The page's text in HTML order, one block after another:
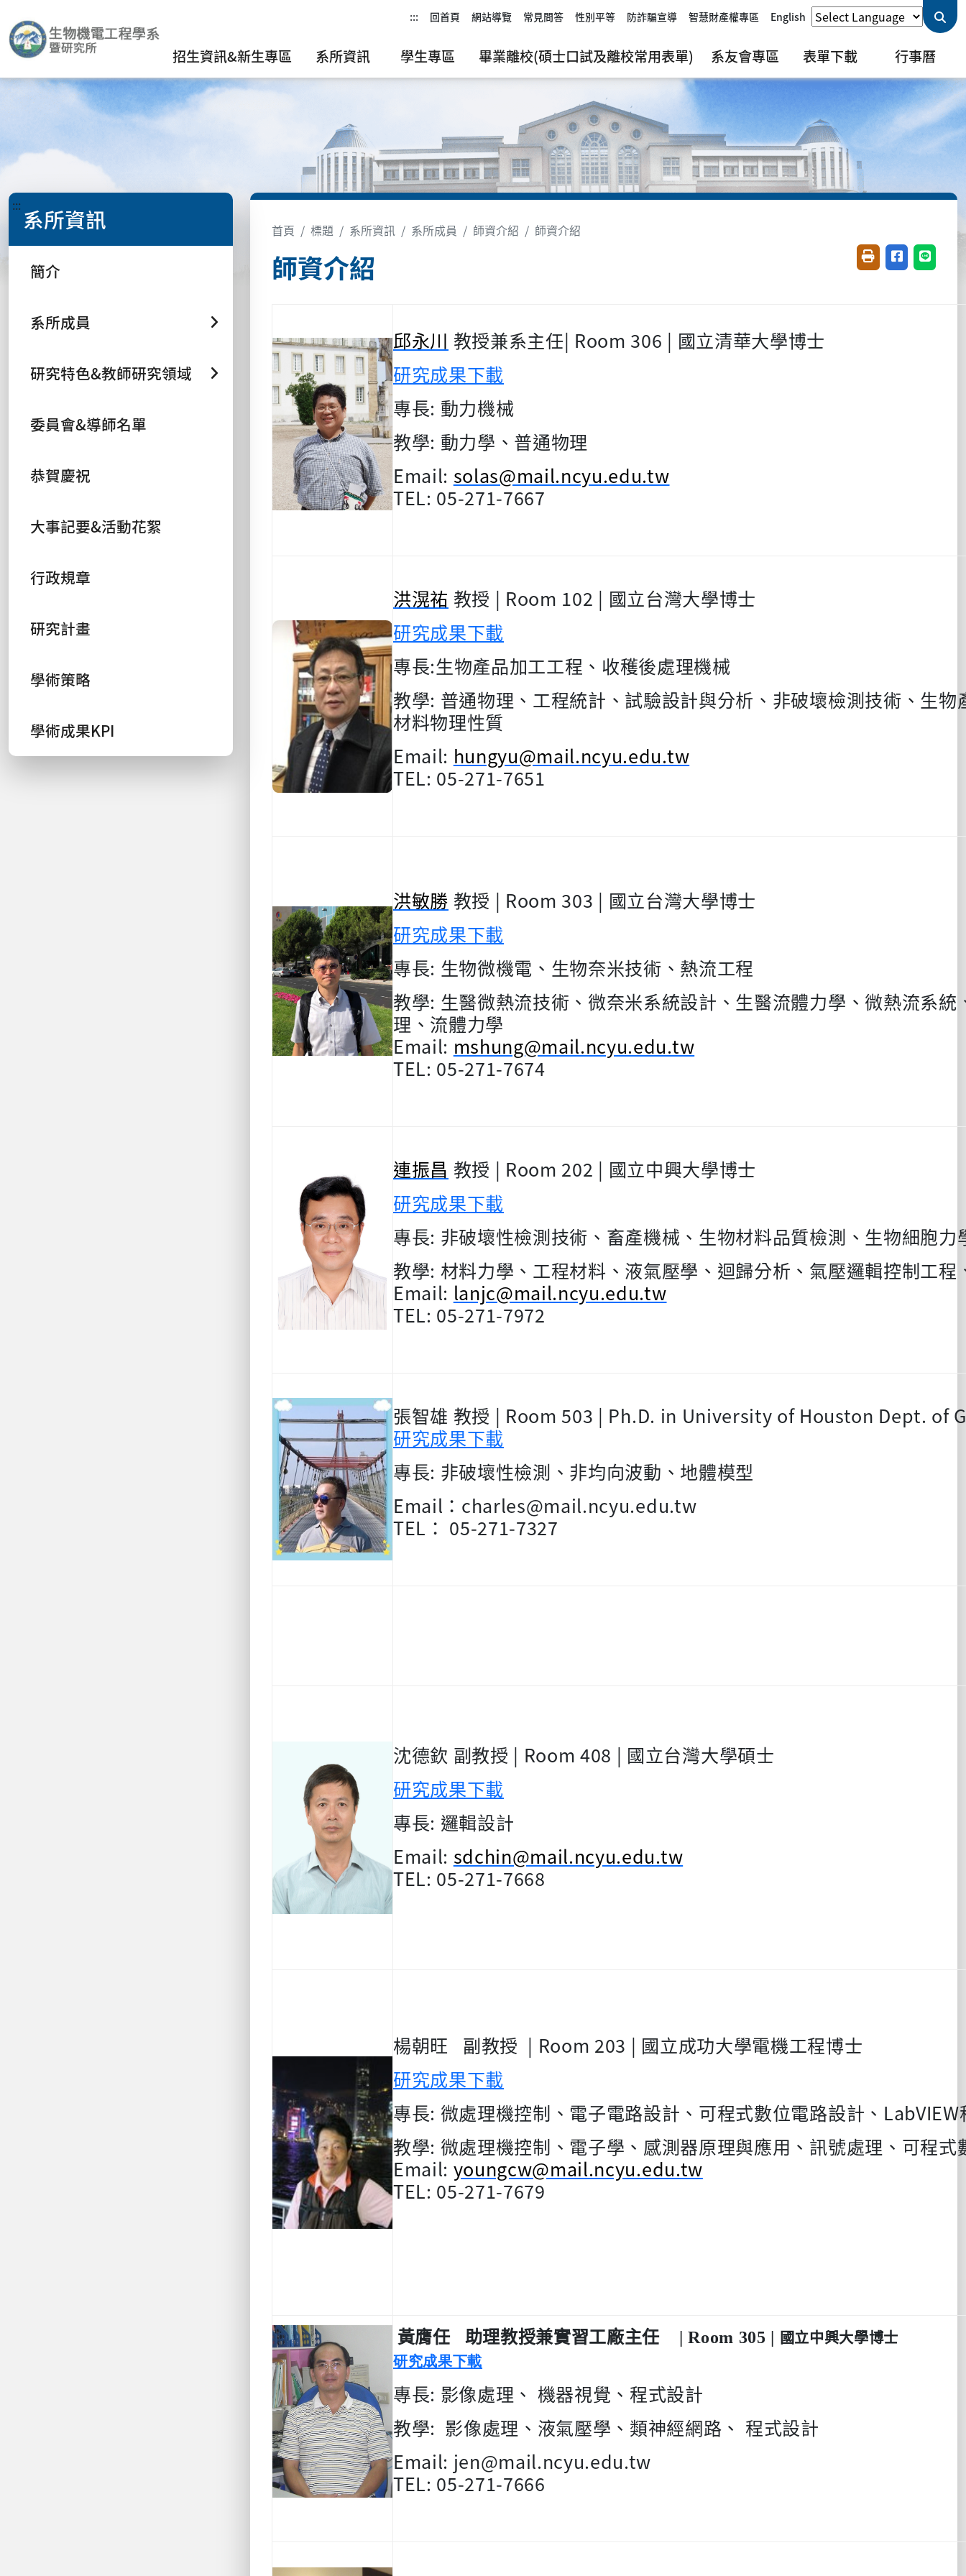
::: 回首頁 網站導覽 常見問答 性別平等 防詐騙宣導 智慧財產權專區 English
招生資訊&新生專區 系所資訊 學生專區 畢業離校(碩士口試及離校常用表單) 系友會專區 表單下載 行事曆
::: 系所資訊
簡介
系所成員
研究特色&教師研究領域
委員會&導師名單
恭賀慶祝
大事記要&活動花絮
行政規章
研究計畫
學術策略
學術成果KPI
首頁 標題 系所資訊 系所成員 師資介紹 師資介紹
師資介紹 友善列印(開新視窗)
分享至臉書(
分享至
邱永川 教授兼系主任| Room 306 | 國立清華大學博士
研究成果下載
專長: 動力機械
教學: 動力學、普通物理
Email: solas@mail.ncyu.edu.tw
TEL: 05-271-7667
洪滉祐 教授 | Room 102 | 國立台灣大學博士
研究成果下載
專長:生物產品加工工程、收穫後處理機械
教學: 普通物理、工程統計、試驗設計與分析、非破壞檢測技術、生物
材料物理性質
Email: hungyu@mail.ncyu.edu.tw
TEL: 05-271-7651
洪敏勝 教授 | Room 303 | 國立台灣大學博士
研究成果下載
專長: 生物微機電、生物奈米技術、熱流工程
教學: 生醫微熱流技術、微奈米系統設計、生醫流體力學、微熱流系統
理、流體力學
Email: mshung@mail.ncyu.edu.tw
TEL: 05-271-7674
連振昌 教授 | Room 202 | 國立中興大學博士
研究成果下載
專長: 非破壞性檢測技術、畜產機械、生物材料品質檢測、生物細胞力
教學: 材料力學、工程材料、液氣壓學、迴歸分析、氣壓邏輯控制工程
Email: lanjc@mail.ncyu.edu.tw
TEL: 05-271-7972
張智雄 教授 | Room 503 | Ph.D. in University of Houston Dept. of
研究成果下載
專長: 非破壞性檢測、非均向波動、地體模型
Email ： charles@mail.ncyu.edu.tw
TEL ： 05-271-7327
沈德欽 副教授 | Room 408 | 國立台灣大學碩士
研究成果下載
專長: 邏輯設計
Email: sdchin@mail.ncyu.edu.tw
TEL: 05-271-7668
楊朝旺 副教授 | Room 203 | 國立成功大學電機工程博士
研究成果下載
專長: 微處理機控制、電子電路設計、可程式數位電路設計、 LabVIEW
教學: 微處理機控制、電子學、感測器原理與應用、訊號處理、可程式
Email: youngcw@mail.ncyu.edu.tw
TEL: 05-271-7679
黃膺任 助理教授兼實習工廠主任 | Room 305 | 國立中興大學博士
研究成果下載
專長: 影像處理、 機器視覺、程式設計
教學: 影像處理、液氣壓學、類神經網路、 程式設計
Email: jen@mail.ncyu.edu.tw
TEL: 05-271-7666